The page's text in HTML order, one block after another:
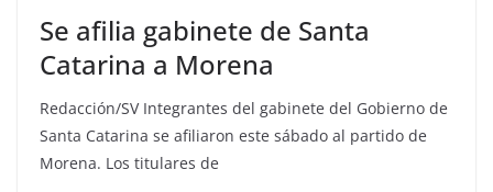
Se afilia gabinete de Santa
Catarina a Morena
Redacción/SV Integrantes del gabinete del Gobierno de
Santa Catarina se afiliaron este sábado al partido de
Morena. Los titulares de